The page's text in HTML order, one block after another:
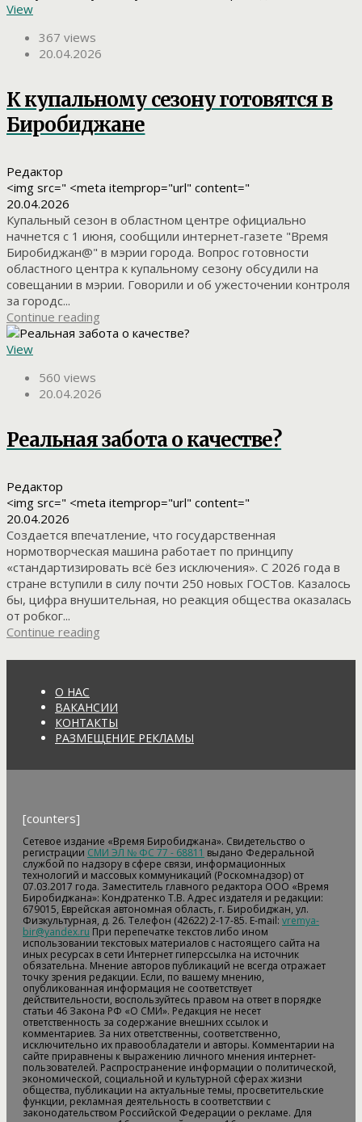
View
367 views
20.04.2026
К купальному сезону готовятся в
Биробиджане
Редактор
<img src=" <meta itemprop="url" content="
20.04.2026
Купальный сезон в областном центре официально
начнется с 1 июня, сообщили интернет-газете "Время
Биробиджан@" в мэрии города. Вопрос готовности
областного центра к купальному сезону обсудили на
совещании в мэрии. Говорили и об ужесточении контроля
за городс...
Continue reading
View
560 views
20.04.2026
Реальная забота о качестве?
Редактор
<img src=" <meta itemprop="url" content="
20.04.2026
Создается впечатление, что государственная
нормотворческая машина работает по принципу
«стандартизировать всё без исключения». С 2026 года в
стране вступили в силу почти 250 новых ГОСТов. Казалось
бы, цифра внушительная, но реакция общества оказалась
от робког...
Continue reading
О НАС
ВАКАНСИИ
КОНТАКТЫ
РАЗМЕЩЕНИЕ РЕКЛАМЫ
[counters]
Сетевое издание «Время Биробиджана». Свидетельство о
регистрации СМИ ЭЛ № ФС 77 - 68811 выдано Федеральной
службой по надзору в сфере связи, информационных
технологий и массовых коммуникаций (Роскомнадзор) от
07.03.2017 года. Заместитель главного редактора ООО «Время
Биробиджана»: Кондратенко Т.В. Адрес издателя и редакции:
679015, Еврейская автономная область, г. Биробиджан, ул.
Физкультурная, д. 26. Телефон (42622) 2-17-85. E-mail: vremya-
bir@yandex.ru При перепечатке текстов либо ином
использовании текстовых материалов с настоящего сайта на
иных ресурсах в сети Интернет гиперссылка на источник
обязательна. Мнение авторов публикаций не всегда отражает
точку зрения редакции. Если, по вашему мнению,
опубликованная информация не соответствует
действительности, воспользуйтесь правом на ответ в порядке
статьи 46 Закона РФ «О СМИ». Редакция не несет
ответственность за содержание внешних ссылок и
комментариев. За них ответственны, соответственно,
исключительно их правообладатели и авторы. Комментарии на
сайте приравнены к выражению личного мнения интернет-
пользователей. Распространение информации о политической,
экономической, социальной и культурной сферах жизни
общества, публикации на актуальные темы, просветительские
функции, рекламная деятельность в соответствии с
законодательством Российской Федерации о рекламе. Для